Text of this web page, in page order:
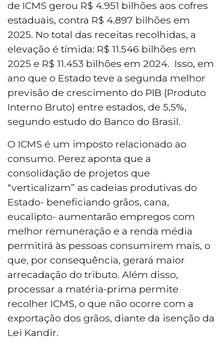
de ICMS gerou R$ 4.951 bilhões aos cofres
estaduais, contra R$ 4.897 bilhões em
2025. No total das receitas recolhidas, a
elevação é tímida: R$ 11.546 bilhões em
2025 e R$ 11.453 bilhões em 2024. Isso, em
ano que o Estado teve a segunda melhor
previsão de crescimento do PIB (Produto
Interno Bruto) entre estados, de 5,5%,
segundo estudo do Banco do Brasil.
O ICMS é um imposto relacionado ao
consumo. Perez aponta que a
consolidação de projetos que
“verticalizam” as cadeias produtivas do
Estado- beneficiando grãos, cana,
eucalipto- aumentarão empregos com
melhor remuneração e a renda média
permitirá às pessoas consumirem mais, o
que, por consequência, gerará maior
arrecadação do tributo. Além disso,
processar a matéria-prima permite
recolher ICMS, o que não ocorre com a
exportação dos grãos, diante da isenção da
Lei Kandir.